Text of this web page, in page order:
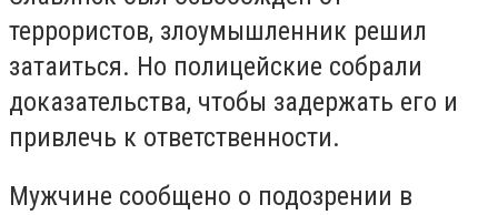
террористов, злоумышленник решил
затаиться. Но полицейские собрали
доказательства, чтобы задержать его и
привлечь к ответственности.
Мужчине сообщено о подозрении в